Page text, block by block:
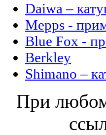
Daiwa –
Mepps -
Blue Fox -
Berkley
Shimano –
При любом